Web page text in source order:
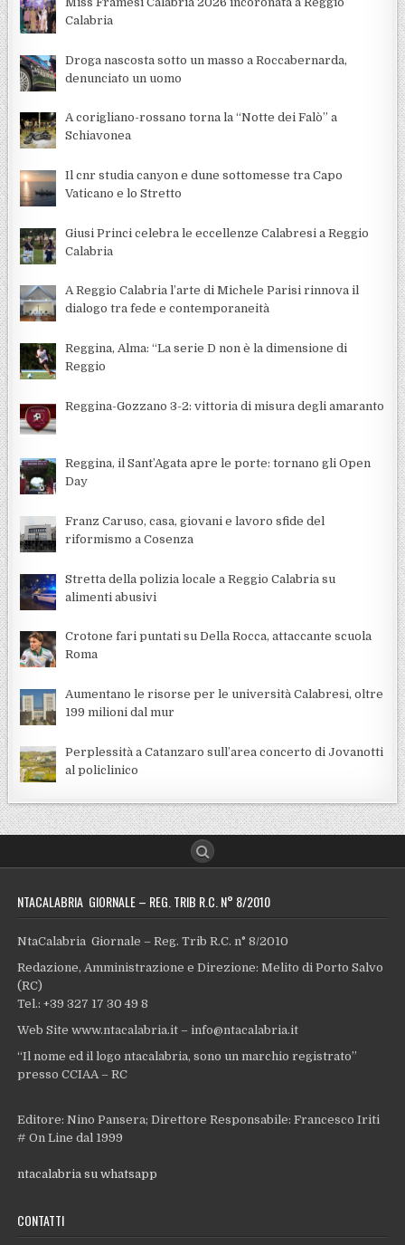
Calabria
Droga nascosta sotto un masso a Roccabernarda,
denunciato un uomo
A corigliano-rossano torna la “Notte dei Falò” a
Schiavonea
Il cnr studia canyon e dune sottomesse tra Capo
Vaticano e lo Stretto
Giusi Princi celebra le eccellenze Calabresi a Reggio
Calabria
A Reggio Calabria l’arte di Michele Parisi rinnova il
dialogo tra fede e contemporaneità
Reggina, Alma: “La serie D non è la dimensione di
Reggio
Reggina-Gozzano 3-2: vittoria di misura degli amaranto
Reggina, il Sant’Agata apre le porte: tornano gli Open
Day
Franz Caruso, casa, giovani e lavoro sfide del
riformismo a Cosenza
Stretta della polizia locale a Reggio Calabria su
alimenti abusivi
Crotone fari puntati su Della Rocca, attaccante scuola
Roma
Aumentano le risorse per le università Calabresi, oltre
199 milioni dal mur
Perplessità a Catanzaro sull’area concerto di Jovanotti
al policlinico
NTACALABRIA GIORNALE – REG. TRIB R.C. N° 8/2010
NtaCalabria Giornale – Reg. Trib R.C. n° 8/2010
Redazione, Amministrazione e Direzione: Melito di Porto Salvo
(RC)
Tel.: +39 327 17 30 49 8
Web Site www.ntacalabria.it – info@ntacalabria.it
“Il nome ed il logo ntacalabria, sono un marchio registrato”
presso CCIAA – RC
Editore: Nino Pansera; Direttore Responsabile: Francesco Iriti
# On Line dal 1999
ntacalabria su whatsapp
CONTATTI